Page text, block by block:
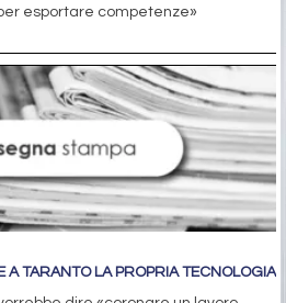
esportare competenze»
A TARANTO LA PROPRIA TECNOLOGIA